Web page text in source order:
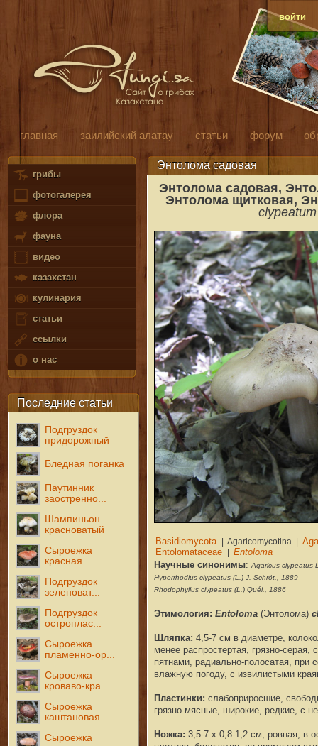
войти
главная заилийский алатау статьи форум
грибы
фотогалерея
флора
фауна
видео
казахстан
кулинария
статьи
ссылки
о нас
Последние статьи
Подгруздок
придорожный
Бледная поганка
Паутинник
заостренно...
Шампиньон
красноватый
Сыроежка
красная
Подгруздок
зеленоват...
Подгруздок
остроплас...
Сыроежка
пламенно-ор...
Сыроежка
кроваво-кра...
Сыроежка
каштановая
Сыроежка
Энтолома садовая
Энтолома садовая,
Энтолома щитковая,
Научные синонимы: Agaricus clypeatus
Hyporrhodius clypeatus (L.) J. Schröt., 1889
Rhodophyllus clypeatus (L.) Quél., 1886
Этимология: Entoloma (Энтолома)
Шляпка: 4,5-7 см в диаметре,
менее распростертая, грязно-серая,
пятнами, радиально-полосатая, при
влажную погоду, с извилистыми
Пластинки: слабоприросшие,
грязно-мясные, широкие, редкие, с
Ножка: 3,5-7 х 0,8-1,2 см, ровная, в